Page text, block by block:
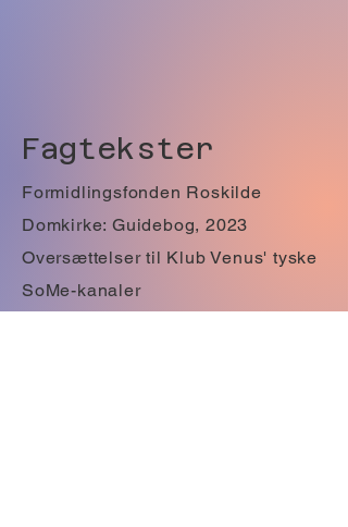
Fagtekster
Formidlingsfonden Roskilde
Domkirke: Guidebog, 2023
Oversættelser til Klub Venus' tyske
SoMe-kanaler